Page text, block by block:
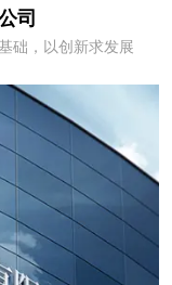
司
础，以创新求发展